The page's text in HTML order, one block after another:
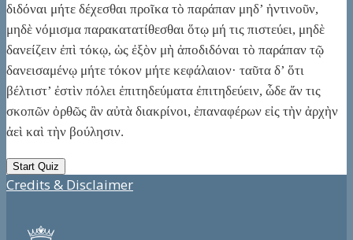
διδόναι μήτε δέχεσθαι προῖκα τὸ παράπαν μηδ’ ἡντινοῦν,
μηδὲ νόμισμα παρακατατίθεσθαι ὅτῳ μή τις πιστεύει, μηδὲ
δανείζειν ἐπὶ τόκῳ, ὡς ἐξὸν μὴ ἀποδιδόναι τὸ παράπαν τῷ
δανεισαμένῳ μήτε τόκον μήτε κεφάλαιον· ταῦτα δ’ ὅτι
βέλτιστ’ ἐστὶν πόλει ἐπιτηδεύματα ἐπιτηδεύειν, ὧδε ἄν τις
σκοπῶν ὀρθῶς ἂν αὐτὰ διακρίνοι, ἐπαναφέρων εἰς τὴν ἀρχὴν
ἀεὶ καὶ τὴν βούλησιν.
Credits & Disclaimer